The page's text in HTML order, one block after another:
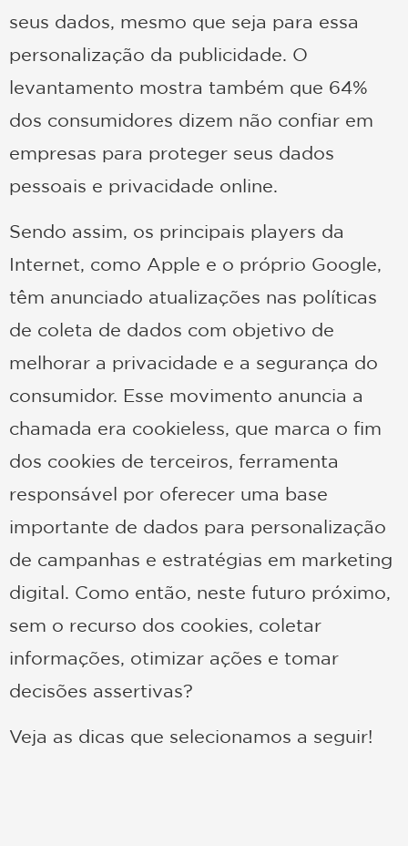
seus dados, mesmo que seja para essa
personalização da publicidade. O
levantamento mostra também que 64%
dos consumidores dizem não confiar em
empresas para proteger seus dados
pessoais e privacidade online.
Sendo assim, os principais players da
Internet, como Apple e o próprio Google,
têm anunciado atualizações nas políticas
de coleta de dados com objetivo de
melhorar a privacidade e a segurança do
consumidor. Esse movimento anuncia a
chamada era cookieless, que marca o fim
dos cookies de terceiros, ferramenta
responsável por oferecer uma base
importante de dados para personalização
de campanhas e estratégias em marketing
digital. Como então, neste futuro próximo,
sem o recurso dos cookies, coletar
informações, otimizar ações e tomar
decisões assertivas?
Veja as dicas que selecionamos a seguir!